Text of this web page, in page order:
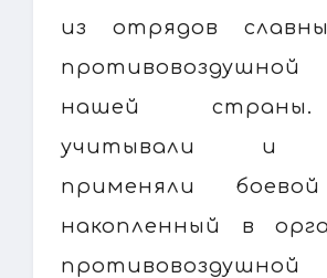
из отрядов
противовоздушной
нашей
учитывали и
применяли
накопленный в
противовоздушной